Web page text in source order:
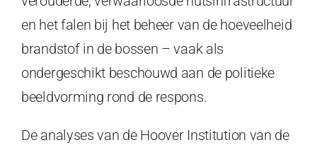
en het falen bij het beheer van de hoeveelheid
brandstof in de bossen – vaak als
ondergeschikt beschouwd aan de politieke
beeldvorming rond de respons.
De analyses van de Hoover Institution van de